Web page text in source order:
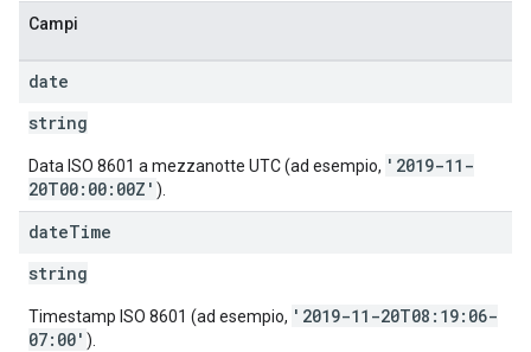
Campi
date
string
Data ISO 8601 a mezzanotte UTC (ad esempio, '2019-11-
20T00:00:00Z' ).
dateTime
string
Timestamp ISO 8601 (ad esempio, '2019-11-20T08:19:06-
07:00' ).